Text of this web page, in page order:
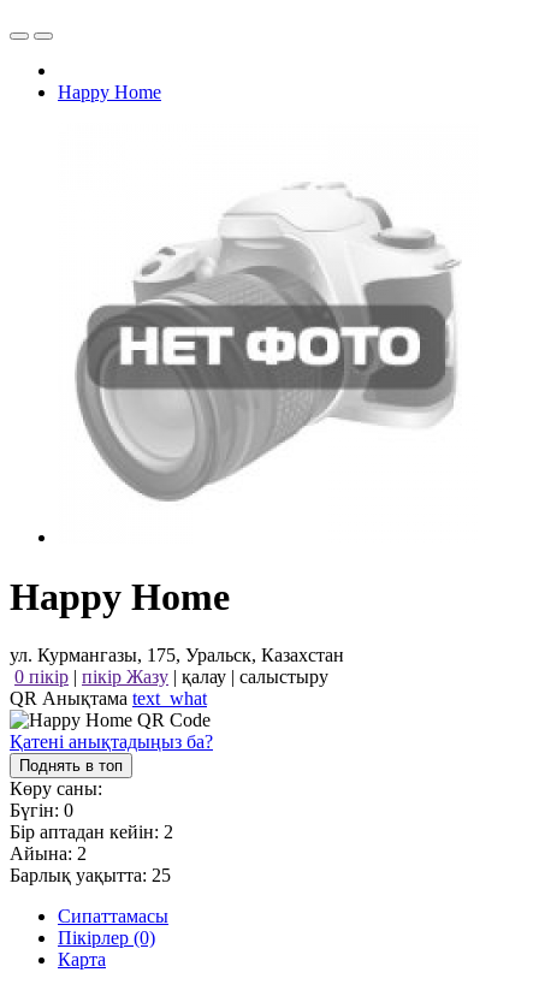
Happy Home
Happy Home
ул. Курмангазы, 175, Уральск, Казахстан
0 пікір | пікір Жазу | қалау | салыстыру
QR Анықтама text_what
Қатені анықтадыңыз ба?
Поднять в топ
Көру саны:
Бүгін: 0
Бір аптадан кейін: 2
Айына: 2
Барлық уақытта: 25
Сипаттамасы
Пікірлер (0)
Карта